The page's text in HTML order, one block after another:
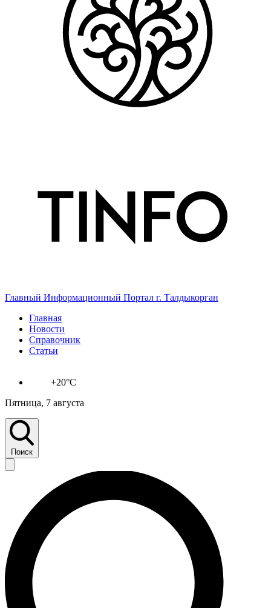
Главный Информационный Портал г. Талдыкорган
Главная
Новости
Справочник
Статьи
+20°C
Пятница, 7 августа
Поиск